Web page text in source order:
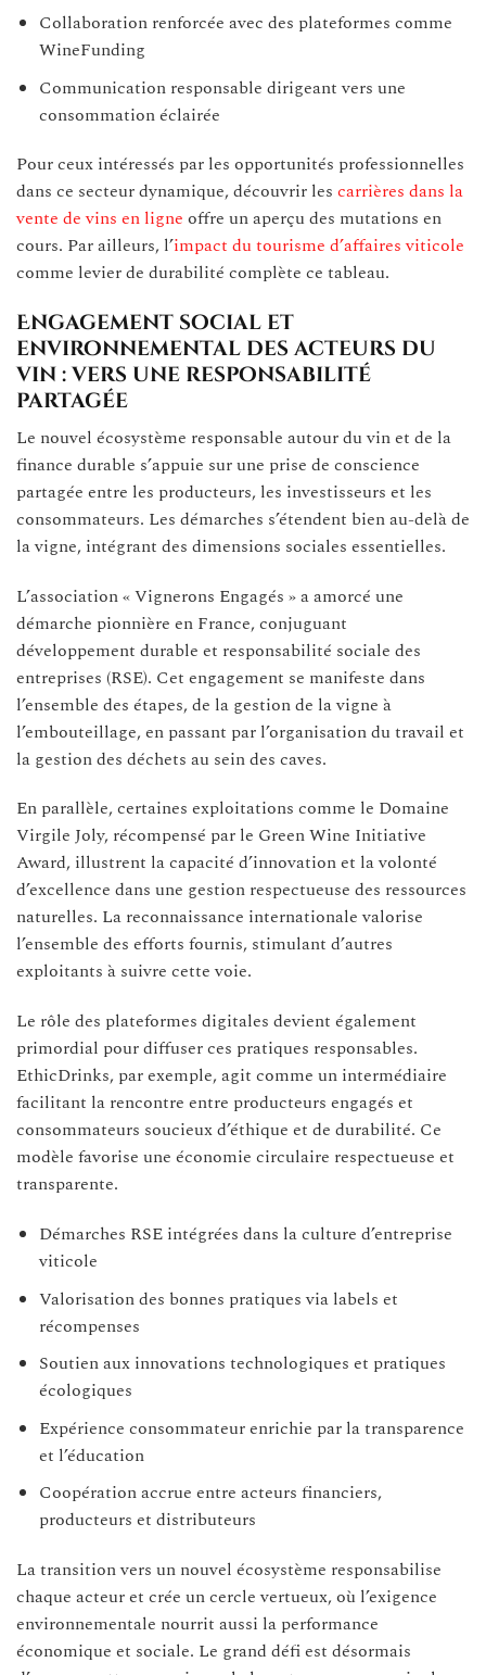
Collaboration renforcée avec des plateformes comme
WineFunding
Communication responsable dirigeant vers une
consommation éclairée
Pour ceux intéressés par les opportunités professionnelles
dans ce secteur dynamique, découvrir les carrières dans la
vente de vins en ligne offre un aperçu des mutations en
cours. Par ailleurs, l’impact du tourisme d’affaires viticole
comme levier de durabilité complète ce tableau.
Engagement social et
environnemental des acteurs du
vin : vers une responsabilité
partagée
Le nouvel écosystème responsable autour du vin et de la
finance durable s’appuie sur une prise de conscience
partagée entre les producteurs, les investisseurs et les
consommateurs. Les démarches s’étendent bien au-delà de
la vigne, intégrant des dimensions sociales essentielles.
L’association « Vignerons Engagés » a amorcé une
démarche pionnière en France, conjuguant
développement durable et responsabilité sociale des
entreprises (RSE). Cet engagement se manifeste dans
l’ensemble des étapes, de la gestion de la vigne à
l’embouteillage, en passant par l’organisation du travail et
la gestion des déchets au sein des caves.
En parallèle, certaines exploitations comme le Domaine
Virgile Joly, récompensé par le Green Wine Initiative
Award, illustrent la capacité d’innovation et la volonté
d’excellence dans une gestion respectueuse des ressources
naturelles. La reconnaissance internationale valorise
l’ensemble des efforts fournis, stimulant d’autres
exploitants à suivre cette voie.
Le rôle des plateformes digitales devient également
primordial pour diffuser ces pratiques responsables.
EthicDrinks, par exemple, agit comme un intermédiaire
facilitant la rencontre entre producteurs engagés et
consommateurs soucieux d’éthique et de durabilité. Ce
modèle favorise une économie circulaire respectueuse et
transparente.
Démarches RSE intégrées dans la culture d’entreprise
viticole
Valorisation des bonnes pratiques via labels et
récompenses
Soutien aux innovations technologiques et pratiques
écologiques
Expérience consommateur enrichie par la transparence
et l’éducation
Coopération accrue entre acteurs financiers,
producteurs et distributeurs
La transition vers un nouvel écosystème responsabilise
chaque acteur et crée un cercle vertueux, où l’exigence
environnementale nourrit aussi la performance
économique et sociale. Le grand défi est désormais